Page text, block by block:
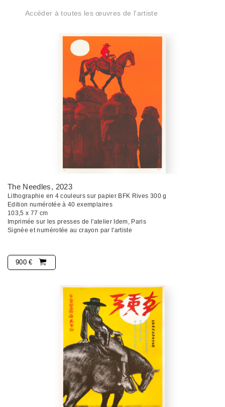
Accéder à toutes les œuvres de l'artiste
The Needles, 2023
Lithographie en 4 couleurs sur papier BFK Rives 300 g
Edition numérotée à 40 exemplaires
103,5 x 77 cm
Imprimée sur les presses de l'atelier Idem, Paris
Signée et numérotée au crayon par l'artiste
900 €